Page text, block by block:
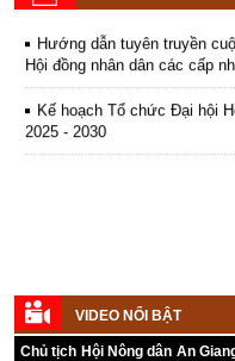
Hội đồng nhân dân các cấp
Kế hoạch Tổ chức Đại hội
2025 - 2030
VIDEO NỔI BẬT
Chủ tịch Hội Nông dân An